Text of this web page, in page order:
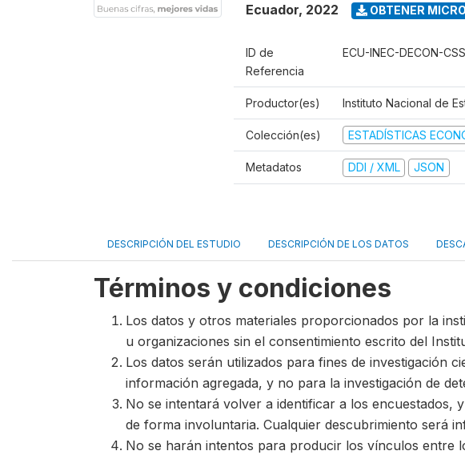
Ecuador, 2022 OBTENER
ID de
Referencia
ECU-INEC-DECON-
Productor(es) Instituto Nacional de
Colección(es) ESTADÍSTICAS
Metadatos DDI / XML JSON
DESCRIPCIÓN DEL ESTUDIO DESCRIPCIÓN DE LOS DATOS
Términos y condiciones
Los datos y otros materiales proporcionados por la
u organizaciones sin el consentimiento escrito del
Los datos serán utilizados para fines de investigación
información agregada, y no para la investigación de
No se intentará volver a identificar a los encuestados,
de forma involuntaria. Cualquier descubrimiento será
No se harán intentos para producir los vínculos entre